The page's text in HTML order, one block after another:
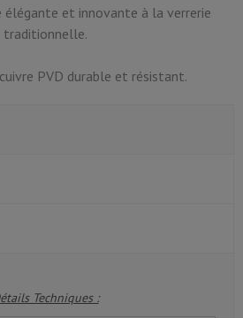
élégante et innovante à la verrerie
traditionnelle.
PVD durable et résistant.
Techniques :